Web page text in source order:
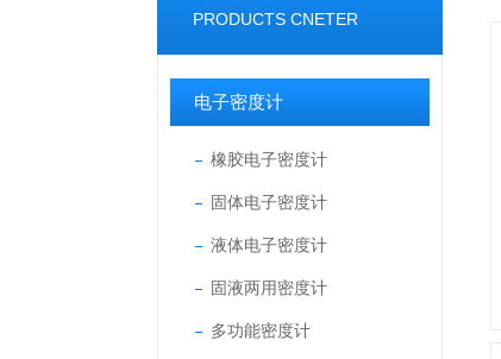
PRODUCTS CNETER
电子密度计
橡胶电子密度计
固体电子密度计
液体电子密度计
固液两用密度计
多功能密度计